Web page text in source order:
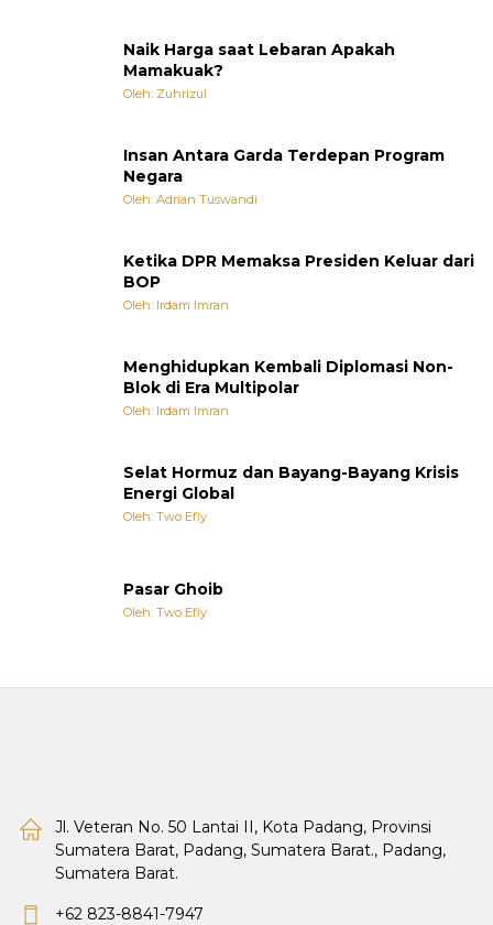
Naik Harga saat Lebaran Apakah
Mamakuak?
Oleh: Zuhrizul
Insan Antara Garda Terdepan Program
Negara
Oleh: Adrian Tuswandi
Ketika DPR Memaksa Presiden Keluar dari
BOP
Oleh: Irdam Imran
Menghidupkan Kembali Diplomasi Non-
Blok di Era Multipolar
Oleh: Irdam Imran
Selat Hormuz dan Bayang-Bayang Krisis
Energi Global
Oleh: Two Efly
Pasar Ghoib
Oleh: Two Efly
Jl. Veteran No. 50 Lantai II, Kota Padang, Provinsi
Sumatera Barat, Padang, Sumatera Barat., Padang,
Sumatera Barat.
+62 823-8841-7947